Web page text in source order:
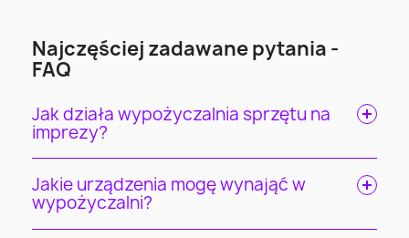
Najczęściej zadawane pytania -
FAQ
Jak działa wypożyczalnia sprzętu na
imprezy?
Jakie urządzenia mogę wynająć w
wypożyczalni?